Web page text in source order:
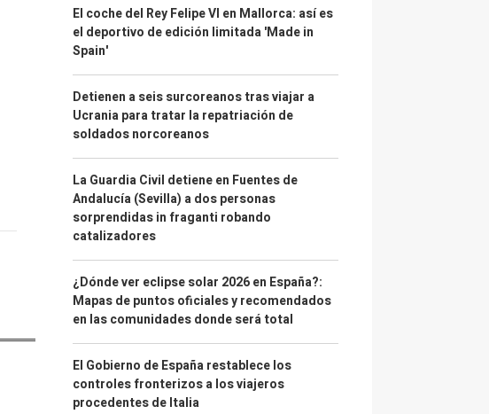
El coche del Rey Felipe VI en Mallorca: así es
el deportivo de edición limitada 'Made in
Spain'
Detienen a seis surcoreanos tras viajar a
Ucrania para tratar la repatriación de
soldados norcoreanos
La Guardia Civil detiene en Fuentes de
Andalucía (Sevilla) a dos personas
sorprendidas in fraganti robando
catalizadores
¿Dónde ver eclipse solar 2026 en España?:
Mapas de puntos oficiales y recomendados
en las comunidades donde será total
El Gobierno de España restablece los
controles fronterizos a los viajeros
procedentes de Italia